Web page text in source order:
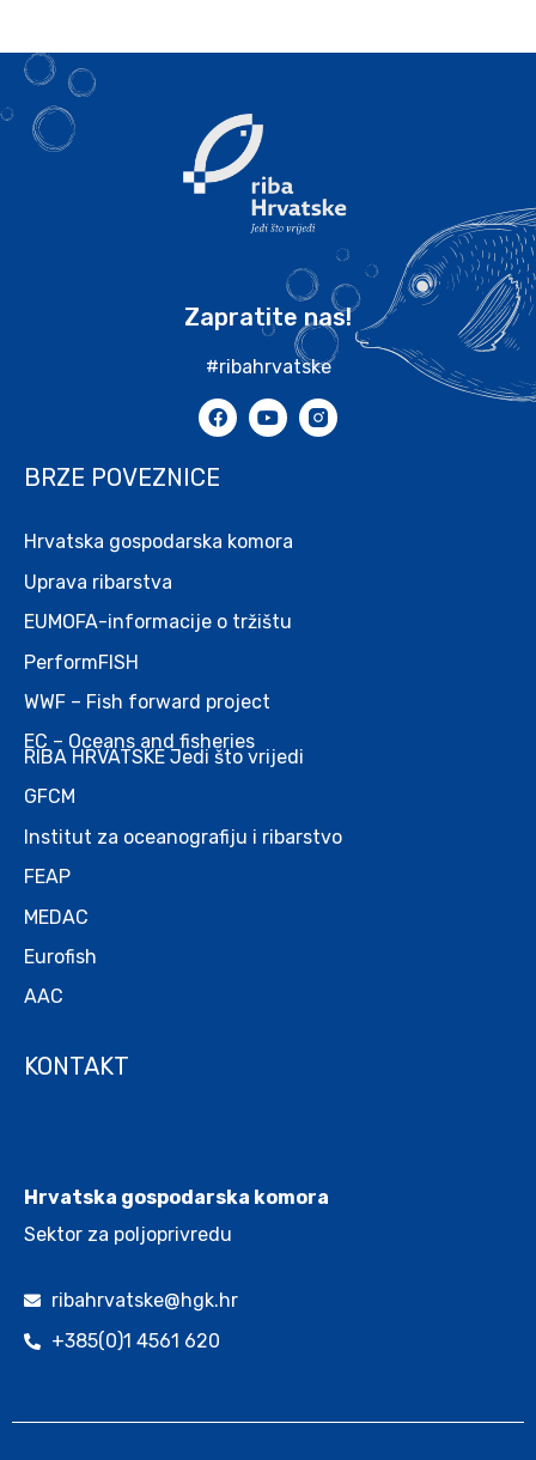
Zapratite nas!
#ribahrvatske
BRZE POVEZNICE
Hrvatska gospodarska komora
Uprava ribarstva
EUMOFA-informacije o tržištu
PerformFISH
WWF – Fish forward project
EC – Oceans and fisheries
RIBA HRVATSKE Jedi što vrijedi
GFCM
Institut za oceanografiju i ribarstvo
FEAP
MEDAC
Eurofish
AAC
KONTAKT
Hrvatska gospodarska komora
Sektor za poljoprivredu
ribahrvatske@hgk.hr
+385(0)1 4561 620